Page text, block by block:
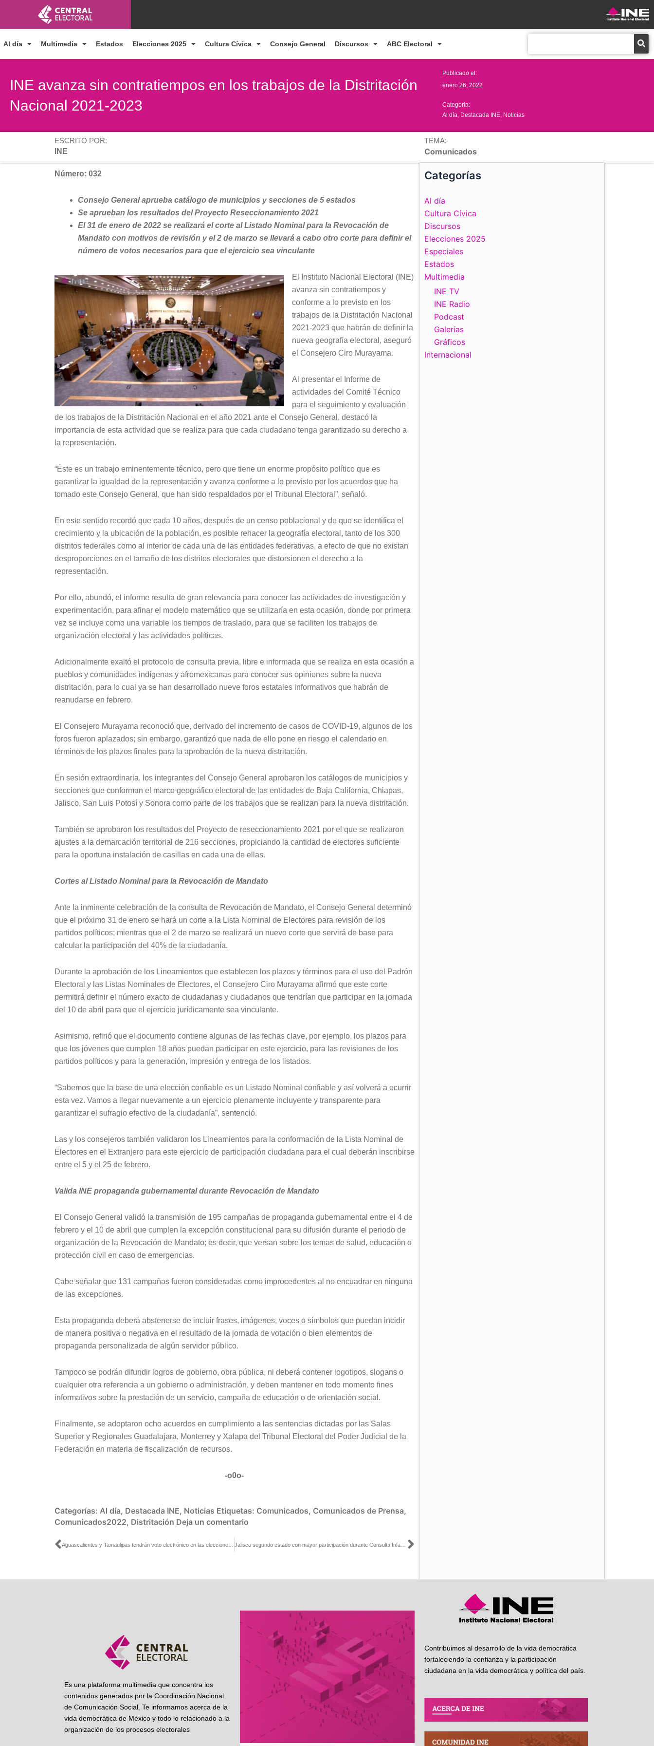
contenido
Al día Multimedia Estados Elecciones 2025 Cultura Cívica Consejo General Discursos ABC Electoral
INE avanza sin contratiempos en los trabajos de la Distritación
Nacional 2021-2023
Publicado el:
enero 26, 2022
Categoría:
Al día Destacada INE Noticias
ESCRITO POR:
INE
TEMA:
Comunicados
Número: 032
Consejo General aprueba catálogo de municipios y secciones de 5 estados
Se aprueban los resultados del Proyecto Reseccionamiento 2021
El 31 de enero de 2022 se realizará el corte al Listado Nominal para la Revocación de
Mandato con motivos de revisión y el 2 de marzo se llevará a cabo otro corte para definir el
número de votos necesarios para que el ejercicio sea vinculante
El Instituto Nacional Electoral (INE)
avanza sin contratiempos y
conforme a lo previsto en los
trabajos de la Distritación Nacional
2021-2023 que habrán de definir la
nueva geografía electoral, aseguró
el Consejero Ciro Murayama.
Al presentar el Informe de
actividades del Comité Técnico
para el seguimiento y evaluación
de los trabajos de la Distritación Nacional en el año 2021 ante el Consejo General, destacó la
importancia de esta actividad que se realiza para que cada ciudadano tenga garantizado su derecho a
la representación.
“Éste es un trabajo eminentemente técnico, pero que tiene un enorme propósito político que es
garantizar la igualdad de la representación y avanza conforme a lo previsto por los acuerdos que ha
tomado este Consejo General, que han sido respaldados por el Tribunal Electoral”, señaló.
En este sentido recordó que cada 10 años, después de un censo poblacional y de que se identifica el
crecimiento y la ubicación de la población, es posible rehacer la geografía electoral, tanto de los 300
distritos federales como al interior de cada una de las entidades federativas, a efecto de que no existan
desproporciones en el tamaño de los distritos electorales que distorsionen el derecho a la
representación.
Por ello, abundó, el informe resulta de gran relevancia para conocer las actividades de investigación y
experimentación, para afinar el modelo matemático que se utilizaría en esta ocasión, donde por primera
vez se incluye como una variable los tiempos de traslado, para que se faciliten los trabajos de
organización electoral y las actividades políticas.
Adicionalmente exaltó el protocolo de consulta previa, libre e informada que se realiza en esta ocasión a
pueblos y comunidades indígenas y afromexicanas para conocer sus opiniones sobre la nueva
distritación, para lo cual ya se han desarrollado nueve foros estatales informativos que habrán de
reanudarse en febrero.
El Consejero Murayama reconoció que, derivado del incremento de casos de COVID-19, algunos de los
foros fueron aplazados; sin embargo, garantizó que nada de ello pone en riesgo el calendario en
términos de los plazos finales para la aprobación de la nueva distritación.
En sesión extraordinaria, los integrantes del Consejo General aprobaron los catálogos de municipios y
secciones que conforman el marco geográfico electoral de las entidades de Baja California, Chiapas,
Jalisco, San Luis Potosí y Sonora como parte de los trabajos que se realizan para la nueva distritación.
También se aprobaron los resultados del Proyecto de reseccionamiento 2021 por el que se realizaron
ajustes a la demarcación territorial de 216 secciones, propiciando la cantidad de electores suficiente
para la oportuna instalación de casillas en cada una de ellas.
Cortes al Listado Nominal para la Revocación de Mandato
Ante la inminente celebración de la consulta de Revocación de Mandato, el Consejo General determinó
que el próximo 31 de enero se hará un corte a la Lista Nominal de Electores para revisión de los
partidos políticos; mientras que el 2 de marzo se realizará un nuevo corte que servirá de base para
calcular la participación del 40% de la ciudadanía.
Durante la aprobación de los Lineamientos que establecen los plazos y términos para el uso del Padrón
Electoral y las Listas Nominales de Electores, el Consejero Ciro Murayama afirmó que este corte
permitirá definir el número exacto de ciudadanas y ciudadanos que tendrían que participar en la jornada
del 10 de abril para que el ejercicio jurídicamente sea vinculante.
Asimismo, refirió que el documento contiene algunas de las fechas clave, por ejemplo, los plazos para
que los jóvenes que cumplen 18 años puedan participar en este ejercicio, para las revisiones de los
partidos políticos y para la generación, impresión y entrega de los listados.
“Sabemos que la base de una elección confiable es un Listado Nominal confiable y así volverá a ocurrir
esta vez. Vamos a llegar nuevamente a un ejercicio plenamente incluyente y transparente para
garantizar el sufragio efectivo de la ciudadanía”, sentenció.
Las y los consejeros también validaron los Lineamientos para la conformación de la Lista Nominal de
Electores en el Extranjero para este ejercicio de participación ciudadana para el cual deberán inscribirse
entre el 5 y el 25 de febrero.
Valida INE propaganda gubernamental durante Revocación de Mandato
El Consejo General validó la transmisión de 195 campañas de propaganda gubernamental entre el 4 de
febrero y el 10 de abril que cumplen la excepción constitucional para su difusión durante el periodo de
organización de la Revocación de Mandato; es decir, que versan sobre los temas de salud, educación o
protección civil en caso de emergencias.
Cabe señalar que 131 campañas fueron consideradas como improcedentes al no encuadrar en ninguna
de las excepciones.
Esta propaganda deberá abstenerse de incluir frases, imágenes, voces o símbolos que puedan incidir
de manera positiva o negativa en el resultado de la jornada de votación o bien elementos de
propaganda personalizada de algún servidor público.
Tampoco se podrán difundir logros de gobierno, obra pública, ni deberá contener logotipos, slogans o
cualquier otra referencia a un gobierno o administración, y deben mantener en todo momento fines
informativos sobre la prestación de un servicio, campaña de educación o de orientación social.
Finalmente, se adoptaron ocho acuerdos en cumplimiento a las sentencias dictadas por las Salas
Superior y Regionales Guadalajara, Monterrey y Xalapa del Tribunal Electoral del Poder Judicial de la
Federación en materia de fiscalización de recursos.
-o0o-
Categorías: Al día, Destacada INE, Noticias Etiquetas: Comunicados, Comunicados de Prensa,
Comunicados2022, Distritación Deja un comentario
Ant Siguiente
Categorías
Al día
Cultura Cívica
Discursos
Elecciones 2025
Especiales
Estados
Multimedia
INE TV
INE Radio
Podcast
Galerías
Gráficos
Internacional
Es una plataforma multimedia que concentra los
contenidos generados por la Coordinación Nacional
de Comunicación Social. Te informamos acerca de la
vida democrática de México y todo lo relacionado a la
organización de los procesos electorales
Contribuimos al desarrollo de la vida democrática
fortaleciendo la confianza y la participación
ciudadana en la vida democrática y política del país.